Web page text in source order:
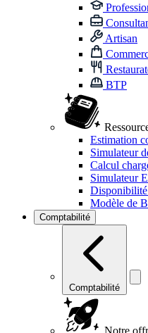
Artisan
BTP
Estimation
Simulateur
Calcul
Simulateur
Modèle de
Comptabilité
Comptabilité
Notre